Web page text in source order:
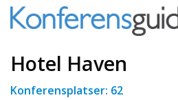
Hotel Haven
Konferensplatser: 62